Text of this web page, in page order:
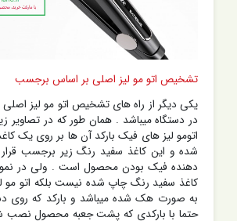
تشخیص اتو مو لیز اصلی بر اساس برجسب
یکی دیگر از راه های تشخیص اتو مو لیز
در دستگاه میباشد . همان طور که در تصاویر
اتومو لیز های فیک بارکد آن ها بر روی یک
شده و این کاغذ سفید رنگ زیر برجسب
دهنده فیک بودن محصول است . ولی در
کاغذ سفید رنگ چاپ شده نیست بلکه اتو مو
به صورت هک شده میباشد و بارکد که روی
حتما با بارکدی که پشت جعبه محصول نصب